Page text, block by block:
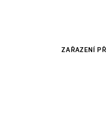
ZAŘAZENÍ